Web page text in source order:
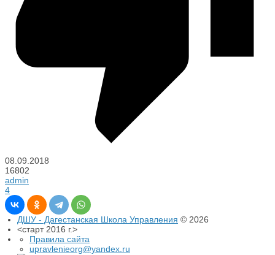
08.09.2018
16802
admin
4
ДШУ - Дагестанская Школа Управления © 2026
<старт 2016 г.>
Правила сайта
upravlenieorg@yandex.ru